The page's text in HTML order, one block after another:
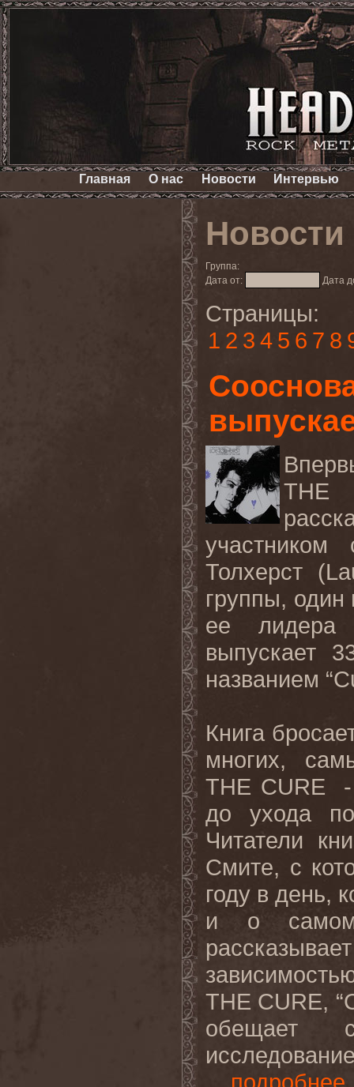
Главная О нас Новости Интервью
Новости
Группа:
Дата от:
Дата
Страницы:
1 2 3 4 5 6 7 8
THE
Толхерст (
группы, один
ее лидера
выпускает
названием “
Книга
многих,
THE CURE
до ухода
Читатели
Смите, с
году в день,
и о самом
THE CURE, “
обещает